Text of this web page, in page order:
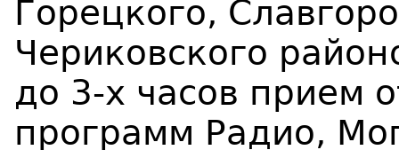
Горецкого,
Чериковского
до 3-х часов прием
программ Радио,